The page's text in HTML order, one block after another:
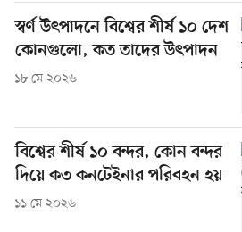
স্বর্ণ উৎপাদনে বিশ্বের শীর্ষ ১০ দেশ
কোনগুলো, কত তাদের উৎপাদন
১৮ মে ২০২৬
বিশ্বের শীর্ষ ১০ বন্দর, কোন বন্দর
দিয়ে কত কনটেইনার পরিবহন হয়
১১ মে ২০২৬